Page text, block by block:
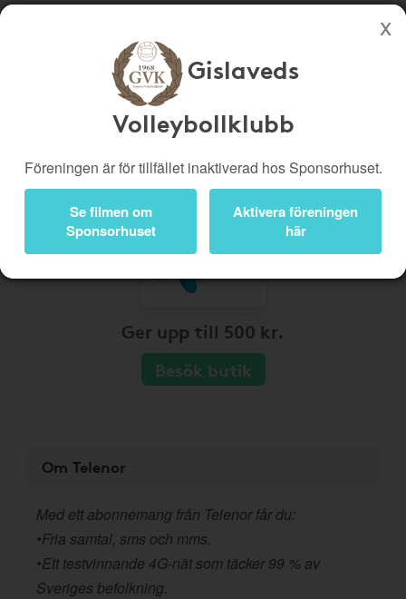
Köp genom denna sida stöttar Gislaveds Volleybollklubb
Bli medlem
Logga in
Gislaveds
Volleybollklubb
Föreningen är för tillfället inaktiverad hos Sponsorhuset.
Se filmen om
Sponsorhuset
Aktivera föreningen
här
Ger upp till 500 kr.
Besök butik
Om Telenor
Med ett abonnemang från Telenor får du:
•Fria samtal, sms och mms.
•Ett testvinnande 4G-nät som täcker 99 % av
Sveriges befolkning.